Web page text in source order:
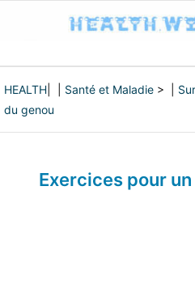
HEALTH Santé et Maladie > |
du genou
Exercices pour